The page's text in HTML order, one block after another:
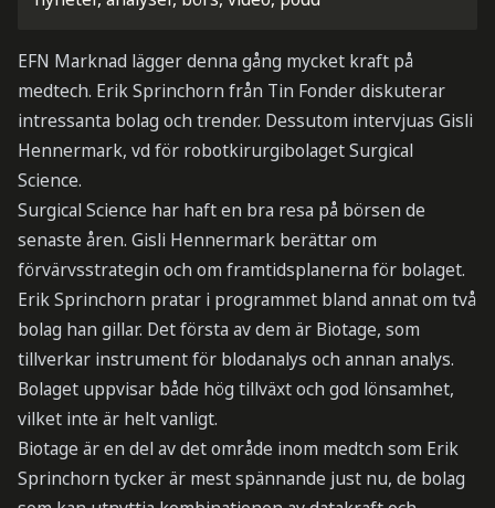
EFN Marknad lägger denna gång mycket kraft på
medtech. Erik Sprinchorn från Tin Fonder diskuterar
intressanta bolag och trender. Dessutom intervjuas Gisli
Hennermark, vd för robotkirurgibolaget Surgical
Science.
Surgical Science har haft en bra resa på börsen de
senaste åren. Gisli Hennermark berättar om
förvärvsstrategin och om framtidsplanerna för bolaget.
Erik Sprinchorn pratar i programmet bland annat om två
bolag han gillar. Det första av dem är Biotage, som
tillverkar instrument för blodanalys och annan analys.
Bolaget uppvisar både hög tillväxt och god lönsamhet,
vilket inte är helt vanligt.
Biotage är en del av det område inom medtch som Erik
Sprinchorn tycker är mest spännande just nu, de bolag